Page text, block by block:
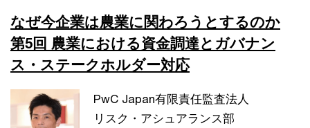
なぜ今企業は農業に関わろうとするのか
第5回 農業における資金調達とガバナン
ス・ステークホルダー対応
PwC Japan有限責任監査法人
リスク・アシュアランス部